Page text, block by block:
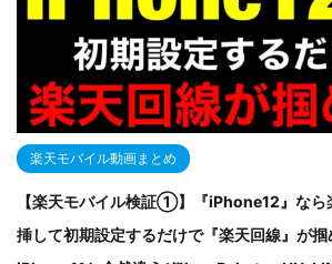
楽天モバイル動画まとめ
【楽天モバイル検証①】『iPhone12』なら
挿して初期設定するだけで『楽天回線』が